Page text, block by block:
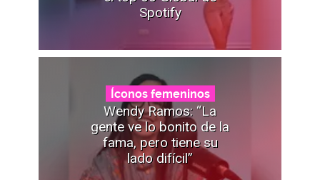
Spotify
Íconos femeninos
Wendy Ramos: “La
gente ve lo bonito de la
fama, pero tiene su
lado difícil”